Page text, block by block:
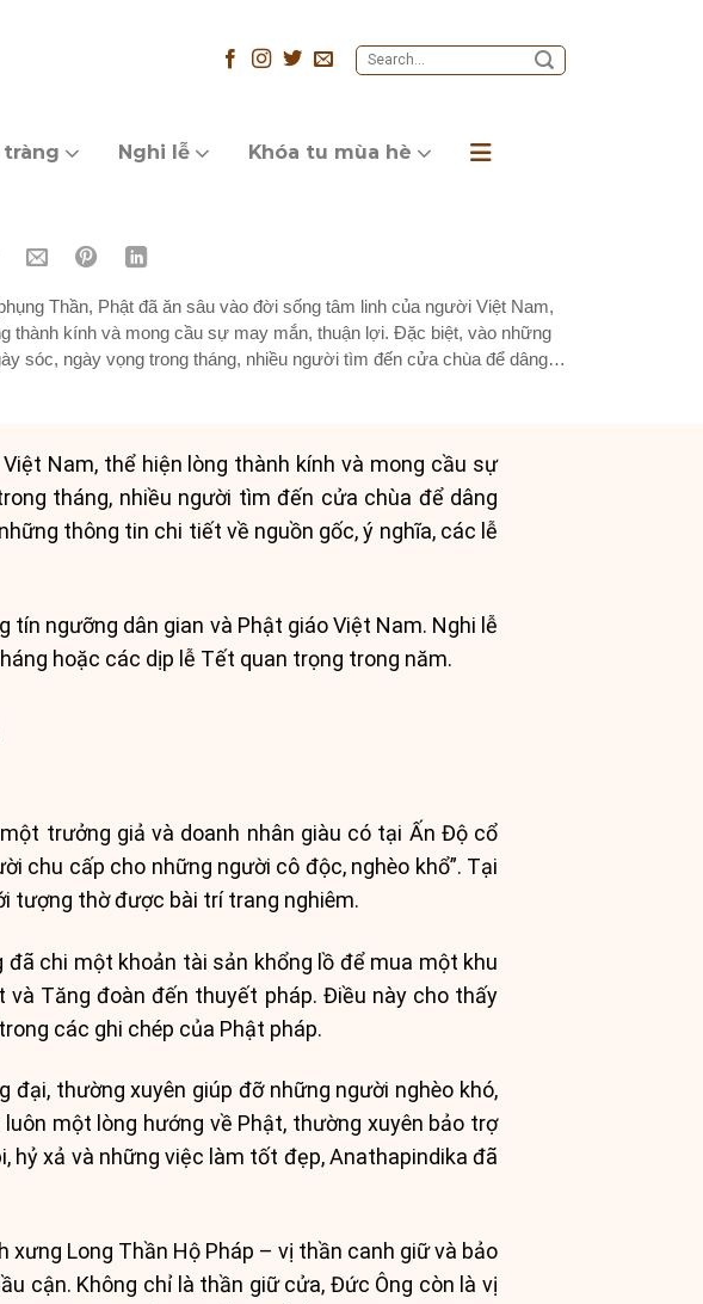
tràng Nghi lễ Khóa tu mùa hè
Thần, Phật đã ăn sâu vào đời sống tâm linh của người Việt Nam,
thành kính và mong cầu sự may mắn, thuận lợi. Đặc biệt, vào những
sóc, ngày vọng trong tháng, nhiều người tìm đến cửa chùa để dâng
Nam, thể hiện lòng thành kính và mong cầu sự
tháng, nhiều người tìm đến cửa chùa để dâng
thông tin chi tiết về nguồn gốc, ý nghĩa, các lễ
ngưỡng dân gian và Phật giáo Việt Nam. Nghi lễ
hoặc các dịp lễ Tết quan trọng trong năm.
trưởng giả và doanh nhân giàu có tại Ấn Độ cổ
chu cấp cho những người cô độc, nghèo khổ”. Tại
tượng thờ được bài trí trang nghiêm.
chi một khoản tài sản khổng lồ để mua một khu
Tăng đoàn đến thuyết pháp. Điều này cho thấy
các ghi chép của Phật pháp.
thường xuyên giúp đỡ những người nghèo khó,
một lòng hướng về Phật, thường xuyên bảo trợ
hỷ xả và những việc làm tốt đẹp, Anathapindika đã
Long Thần Hộ Pháp – vị thần canh giữ và bảo
cận. Không chỉ là thần giữ cửa, Đức Ông còn là vị